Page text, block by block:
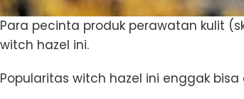
Para pecinta produk perawatan kulit
witch hazel ini.
Popularitas witch hazel ini enggak